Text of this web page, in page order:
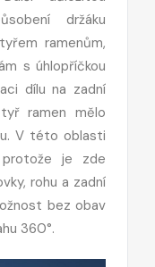
držáku
ramenům,
s úhlopříčkou
dílu na zadní
ramen mělo
V této oblasti
je zde
rohu a zadní
bez obav
360°.